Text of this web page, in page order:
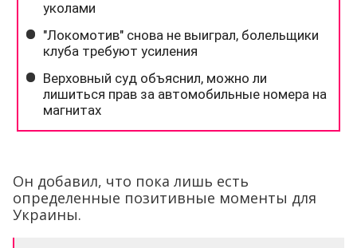
Он добавил, что пока лишь есть
определенные позитивные моменты для
Украины.